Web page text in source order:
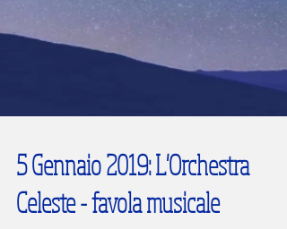
5 Gennaio 2019: L'Orchestra